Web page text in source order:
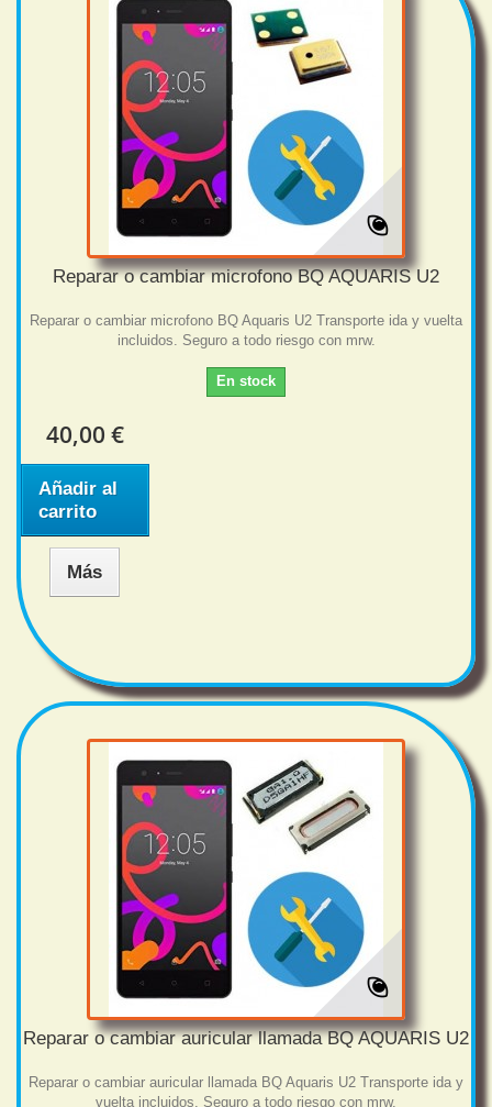
Reparar o cambiar microfono BQ AQUARIS U2
Reparar o cambiar microfono BQ Aquaris U2 Transporte ida y vuelta
incluidos. Seguro a todo riesgo con mrw.
En stock
40,00 €
Añadir al
carrito
Más
Reparar o cambiar auricular llamada BQ AQUARIS U2
Reparar o cambiar auricular llamada BQ Aquaris U2 Transporte ida y
vuelta incluidos. Seguro a todo riesgo con mrw.